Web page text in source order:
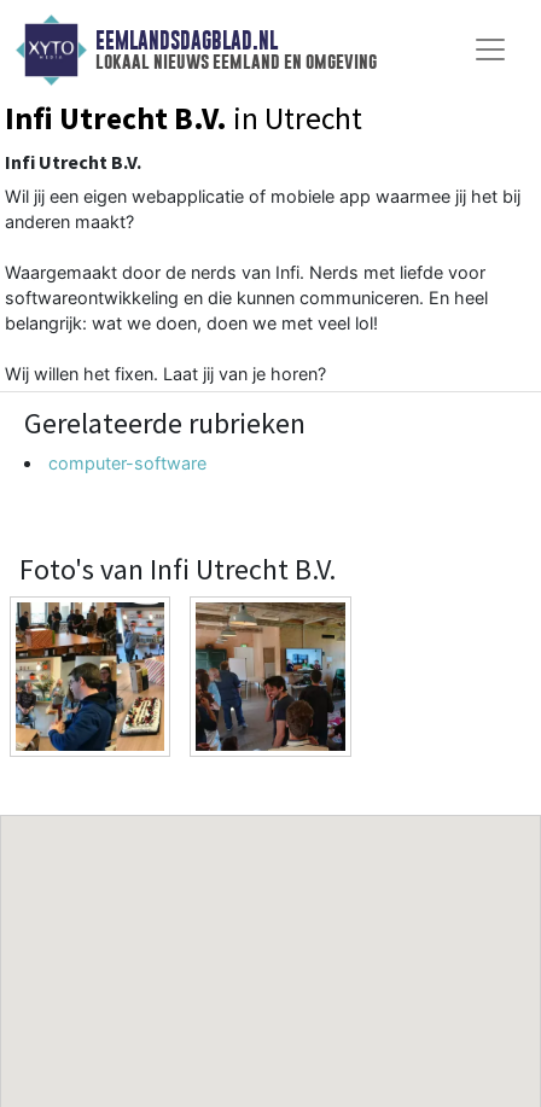
EEMLANDSDAGBLAD.NL
lokaal nieuws eemland en omgeving
Infi Utrecht B.V. in Utrecht
Infi Utrecht B.V.
Wil jij een eigen webapplicatie of mobiele app waarmee jij het bij
anderen maakt?
Waargemaakt door de nerds van Infi. Nerds met liefde voor
softwareontwikkeling en die kunnen communiceren. En heel
belangrijk: wat we doen, doen we met veel lol!
Wij willen het fixen. Laat jij van je horen?
Gerelateerde rubrieken
computer-software
Foto's van Infi Utrecht B.V.